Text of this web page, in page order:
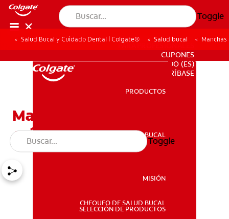
Toggle
SALUD BUCAL
PARA PROFESIONALES
CUPONES
DO (ES)
SUSCRÍBASE
PRODUCTOS
SALUD BUCAL
MISIÓN
CHEQUEO DE SALUD BUCAL
SELECCIÓN DE PRODUCTOS
Toggle
Salud Bucal y Cuidado Dental | Colgate® Salud bucal
Manchas en los dientes:
¿cómo se dan?